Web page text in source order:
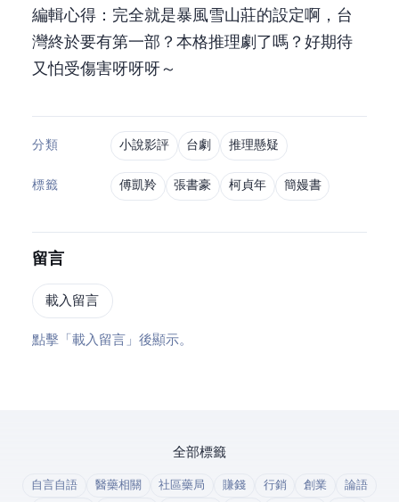
編輯心得：完全就是暴風雪山莊的設定啊，台
灣終於要有第一部(？)本格推理劇了嗎？好期待
又怕受傷害呀呀呀～
分類 小說影評 台劇 推理懸疑
標籤 傅凱羚 張書豪 柯貞年 簡嫚書
留言
載入留言
點擊「載入留言」後顯示 Disqus。
全部標籤
自言自語 醫藥相關 社區藥局 賺錢 行銷 創業
論語